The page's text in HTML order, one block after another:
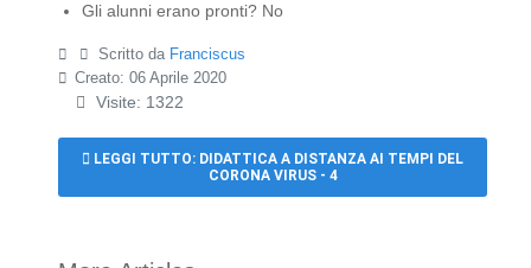
Gli alunni erano pronti? No
Scritto da Franciscus
Creato: 06 Aprile 2020
Visite: 1322
LEGGI TUTTO: DIDATTICA A DISTANZA AI TEMPI DEL
CORONA VIRUS - 4